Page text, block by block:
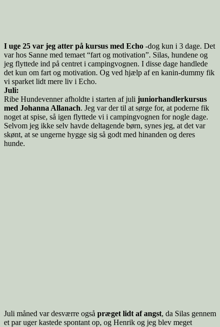
I uge 25 var jeg atter på kursus med Echo -dog kun i 3 dage. Det
var hos Sanne med temaet “fart og motivation”. Silas, hundene og
jeg flyttede ind på centret i campingvognen. I disse dage handlede
det kun om fart og motivation. Og ved hjælp af en kanin-dummy fik
vi sparket lidt mere liv i Echo.
Juli:
Ribe Hundevenner afholdte i starten af juli juniorhandlerkursus
med Johanna Allanach. Jeg var der til at sørge for, at poderne fik
noget at spise, så igen flyttede vi i campingvognen for nogle dage.
Selvom jeg ikke selv havde deltagende børn, synes jeg, at det var
skønt, at se ungerne hygge sig så godt med hinanden og deres
hunde.
Juli måned var desværre også præget lidt af angst, da Silas gennem
et par uger kastede spontant op, og Henrik og jeg blev meget